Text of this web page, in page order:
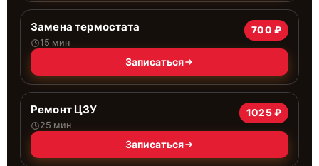
Замена термостата
15 мин
700 ₽
Записаться
Ремонт ЦЗУ
25 мин
1025 ₽
Записаться